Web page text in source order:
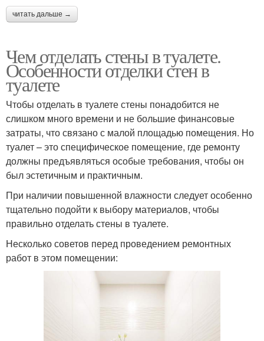
читать дальше →
Чем отделать стены в туалете.
Особенности отделки стен в
туалете
Чтобы отделать в туалете стены понадобится не
слишком много времени и не большие финансовые
затраты, что связано с малой площадью помещения. Но
туалет – это специфическое помещение, где ремонту
должны предъявляться особые требования, чтобы он
был эстетичным и практичным.
При наличии повышенной влажности следует особенно
тщательно подойти к выбору материалов, чтобы
правильно отделать стены в туалете.
Несколько советов перед проведением ремонтных
работ в этом помещении: